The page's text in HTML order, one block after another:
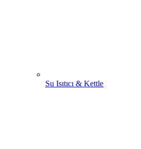
Su Isıtıcı & Kettle